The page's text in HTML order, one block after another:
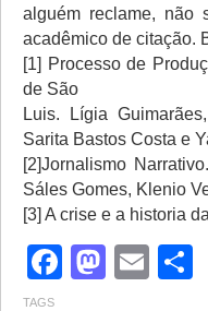
alguém reclame, não
acadêmico de citação.
[1] Processo de
de São
Luis. Lígia
Sarita Bastos Costa e
[2]Jornalismo
Sáles Gomes, Klenio
[3] A crise e a historia
Facebook
TAGS